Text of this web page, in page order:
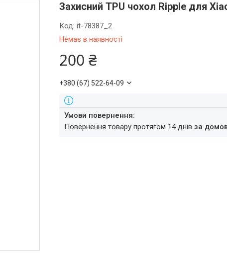
Захисний TPU чохол Ripple для
Немає в наявності
Код:it-78387_2
200 ₴
+380 (67) 522-64-09
повернення товару протягом 14 днівза